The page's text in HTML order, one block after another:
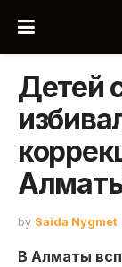
Детей
by Saida Nygmet
В Алматы